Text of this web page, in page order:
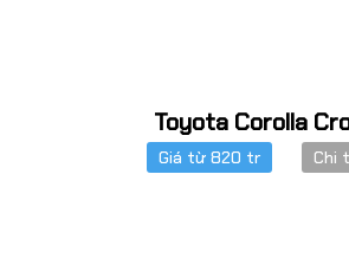
Toyota Corolla
Giá từ 820 tr Chi